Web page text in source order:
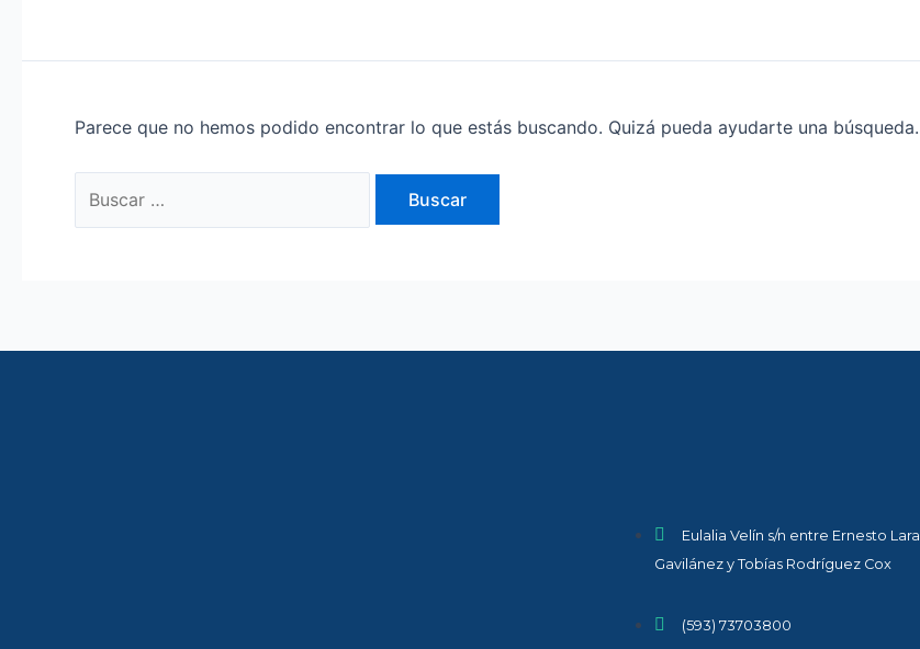
Parece que no hemos podido encontrar lo que estás buscando. Quizá pueda ayudarte una búsqueda.
Eulalia Velín s/n entre Ernesto Lara
Gavilánez y Tobías Rodríguez Cox
(593) 73703800​